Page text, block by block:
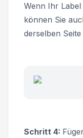
Wenn Ihr Label
können Sie
derselben
Schritt 4: